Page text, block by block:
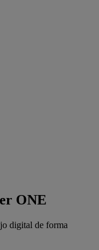
ONE
digital de forma